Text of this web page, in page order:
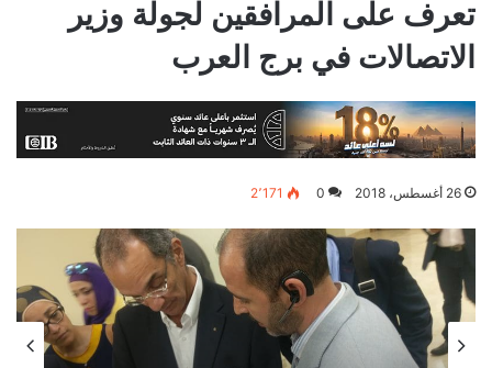
تعرف على المرافقين لجولة وزير
الاتصالات في برج العرب
26 أغسطس، 2018 0 2٬171